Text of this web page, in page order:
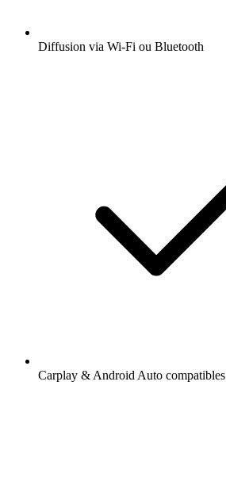
Diffusion via Wi-Fi ou Bluetooth
Carplay & Android Auto compatibles